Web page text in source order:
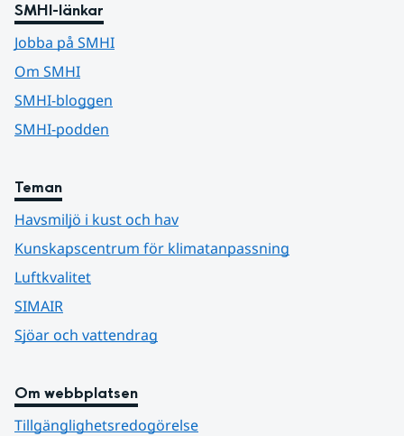
SMHI-länkar
Jobba på SMHI
Om SMHI
SMHI-bloggen
SMHI-podden
Teman
Havsmiljö i kust och hav
Kunskapscentrum för klimatanpassning
Luftkvalitet
SIMAIR
Sjöar och vattendrag
Om webbplatsen
Tillgänglighetsredogörelse